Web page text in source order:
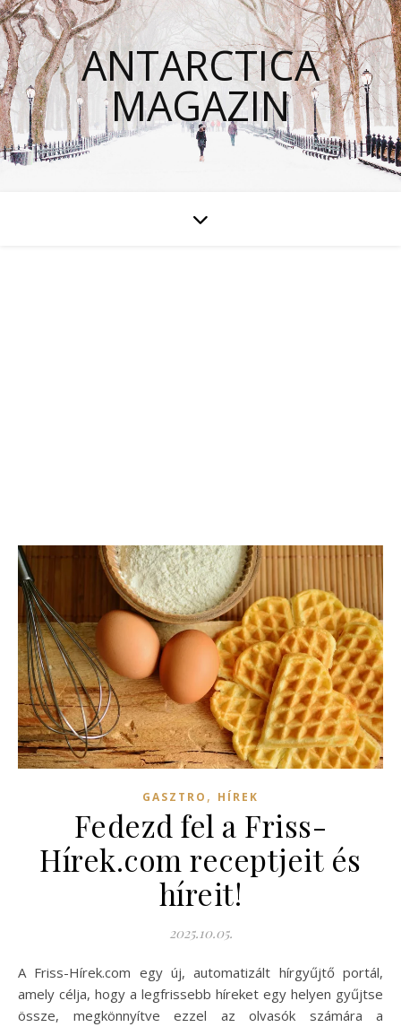
ANTARCTICA
MAGAZIN
GASZTRO , HÍREK
Fedezd fel a Friss-
Hírek.com receptjeit és
híreit!
2025.10.05.
A Friss-Hírek.com egy új, automatizált hírgyűjtő portál,
amely célja, hogy a legfrissebb híreket egy helyen gyűjtse
össze, megkönnyítve ezzel az olvasók számára a